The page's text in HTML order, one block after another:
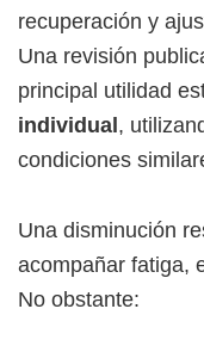
recuperación y
Una revisión
principal utilidad
individual ,
condiciones
Una disminución
acompañar fatiga,
No obstante: